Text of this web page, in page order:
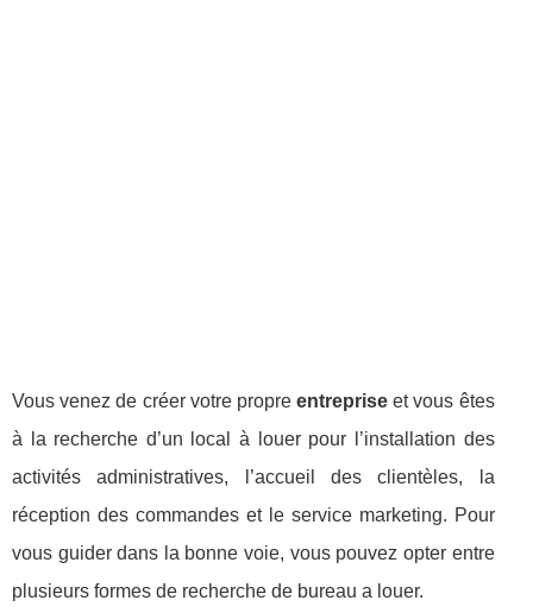
Vous venez de créer votre propreentreprise et vous êtes
à la recherche d’un local à louer pour l’installation des
activités administratives, l’accueil des clientèles, la
réception des commandes et le service marketing. Pour
vous guider dans la bonne voie, vous pouvez opter entre
plusieurs formes de recherche de bureau a louer.